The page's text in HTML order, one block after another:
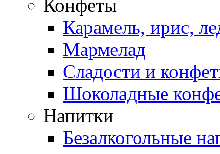
Конфеты
Карамель, ирис,
Мармелад
Сладости и
Шоколадные
Напитки
Безалкогольные